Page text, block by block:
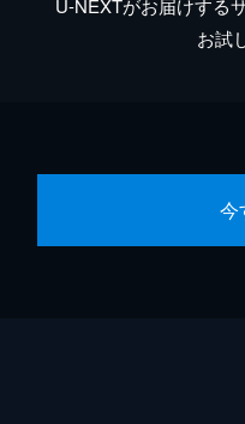
U-NEXTがお届けする
お試
今